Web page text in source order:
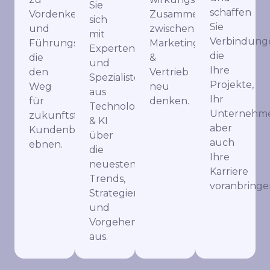
Vordenkern
und
Führungskräften,
die
den
Weg
für
zukunftsfähige
Kundenbeziehungen
ebnen.
Sie
sich
mit
Experten
und
Spezialisten
aus
Technologie
& KI
über
die
neuesten
Trends,
Strategien
und
Vorgehensweisen
aus.
Zusammenarbeit
zwischen
Marketing
&
Vertrieb
neu
denken.
schaffen
Sie
die
Ihre
Projekte,
Ihr
aber
auch
Ihre
Karriere